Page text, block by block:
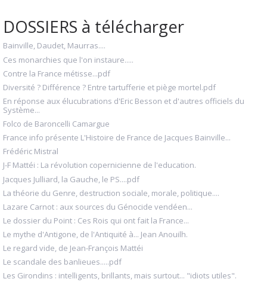
DOSSIERS à télécharger
Bainville, Daudet, Maurras....
Ces monarchies que l'on instaure.....
Contre la France métisse...pdf
Diversité ? Différence ? Entre tartufferie et piège mortel.pdf
En réponse aux élucubrations d'Eric Besson et d'autres officiels du
Système...
Folco de Baroncelli Camargue
France info présente L'Histoire de France de Jacques Bainville...
Frédéric Mistral
J-F Mattéi : La révolution copernicienne de l'education.
Jacques Julliard, la Gauche, le PS....pdf
La théorie du Genre, destruction sociale, morale, politique....
Lazare Carnot : aux sources du Génocide vendéen...
Le dossier du Point : Ces Rois qui ont fait la France...
Le mythe d'Antigone, de l'Antiquité à... Jean Anouilh.
Le regard vide, de Jean-François Mattéi
Le scandale des banlieues.....pdf
Les Girondins : intelligents, brillants, mais surtout... "idiots utiles".